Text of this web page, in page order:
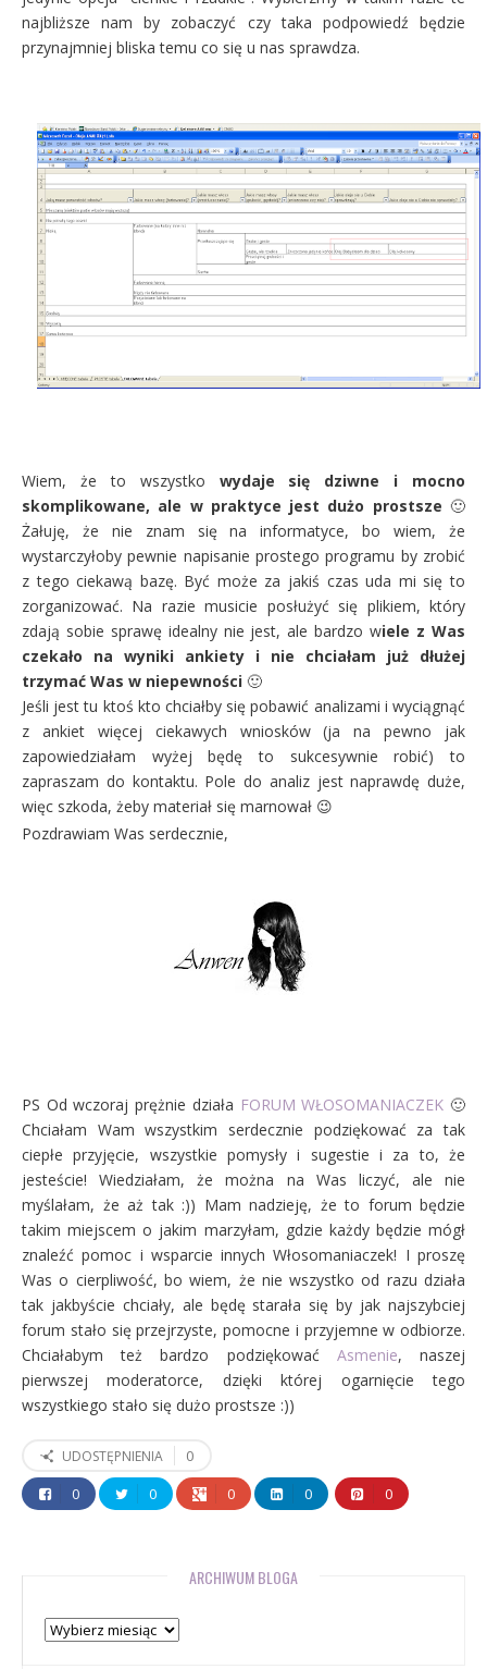
najbliższe nam by zobaczyć czy taka podpowiedź będzie
przynajmniej bliska temu co się u nas sprawdza.
Wiem, że to wszystko wydaje się dziwne i mocno
skomplikowane, ale w praktyce jest dużo prostsze 🙂
Żałuję, że nie znam się na informatyce, bo wiem, że
wystarczyłoby pewnie napisanie prostego programu by zrobić
z tego ciekawą bazę. Być może za jakiś czas uda mi się to
zorganizować. Na razie musicie posłużyć się plikiem, który
zdają sobie sprawę idealny nie jest, ale bardzo wiele z Was
czekało na wyniki ankiety i nie chciałam już dłużej
trzymać Was w niepewności 🙂
Jeśli jest tu ktoś kto chciałby się pobawić analizami i wyciągnąć
z ankiet więcej ciekawych wniosków (ja na pewno jak
zapowiedziałam wyżej będę to sukcesywnie robić) to
zapraszam do kontaktu. Pole do analiz jest naprawdę duże,
więc szkoda, żeby materiał się marnował 😉
Pozdrawiam Was serdecznie,
PS Od wczoraj prężnie działa FORUM WŁOSOMANIACZEK 🙂
Chciałam Wam wszystkim serdecznie podziękować za tak
ciepłe przyjęcie, wszystkie pomysły i sugestie i za to, że
jesteście! Wiedziałam, że można na Was liczyć, ale nie
myślałam, że aż tak :)) Mam nadzieję, że to forum będzie
takim miejscem o jakim marzyłam, gdzie każdy będzie mógł
znaleźć pomoc i wsparcie innych Włosomaniaczek! I proszę
Was o cierpliwość, bo wiem, że nie wszystko od razu działa
tak jakbyście chciały, ale będę starała się by jak najszybciej
forum stało się przejrzyste, pomocne i przyjemne w odbiorze.
Chciałabym też bardzo podziękować Asmenie, naszej
pierwszej moderatorce, dzięki której ogarnięcie tego
wszystkiego stało się dużo prostsze :))
UDOSTĘPNIENIA
0
0
0 0 0 0
ARCHIWUM BLOGA
Archiwum